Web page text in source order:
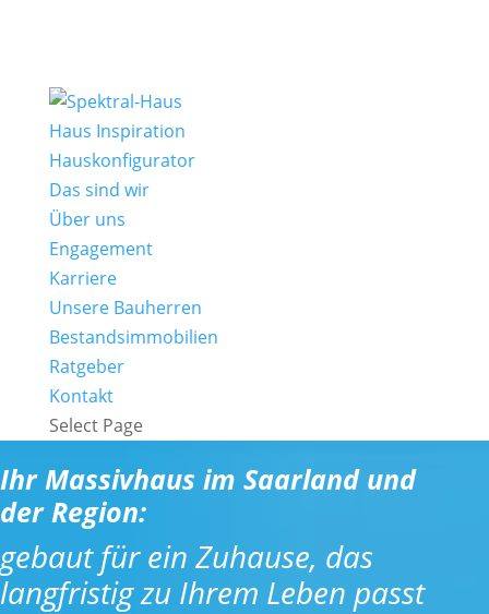
Haus Inspiration
Hauskonfigurator
Das sind wir
Über uns
Engagement
Karriere
Unsere Bauherren
Bestandsimmobilien
Ratgeber
Kontakt
Select Page
Ihr Massivhaus im Saarland und
der Region:
gebaut für ein Zuhause, das
langfristig zu Ihrem Leben passt